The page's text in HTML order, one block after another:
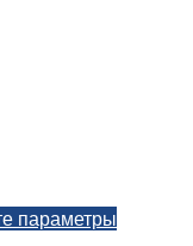
параметры